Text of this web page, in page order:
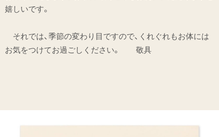
嬉しいです。
それでは、季節の変わり目ですので、くれぐれもお体には
お気をつけてお過ごしください。 敬具